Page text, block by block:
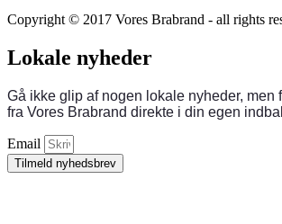
Copyright © 2017 Vores Brabrand - all rights
Lokale nyheder
Gå ikke glip af nogen lokale nyheder, men
fra Vores Brabrand direkte i din egen
Email
Tilmeld nyhedsbrev